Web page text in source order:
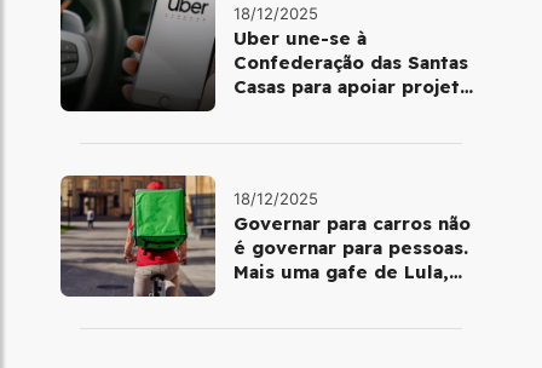
18/12/2025
Uber une-se à
Confederação das Santas
Casas para apoiar projetos
18/12/2025
Governar para carros não
é governar para pessoas.
Mais uma gafe de Lula,